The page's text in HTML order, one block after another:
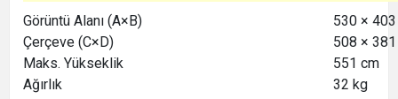
Görüntü Alanı (A×B)
530 ×
Çerçeve (C×D)
508 ×
Maks. Yükseklik
551 cm
Ağırlık
32 kg